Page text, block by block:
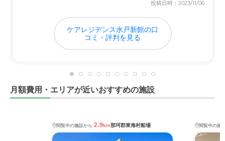
投稿日時：2023/11/06
ケアレジデンス水戸新館の口
コミ・評判を見る
月額費用・エリアが近いおすすめの施設
閲覧中の施設から 2.9km那珂郡東海村船場 閲覧中の施